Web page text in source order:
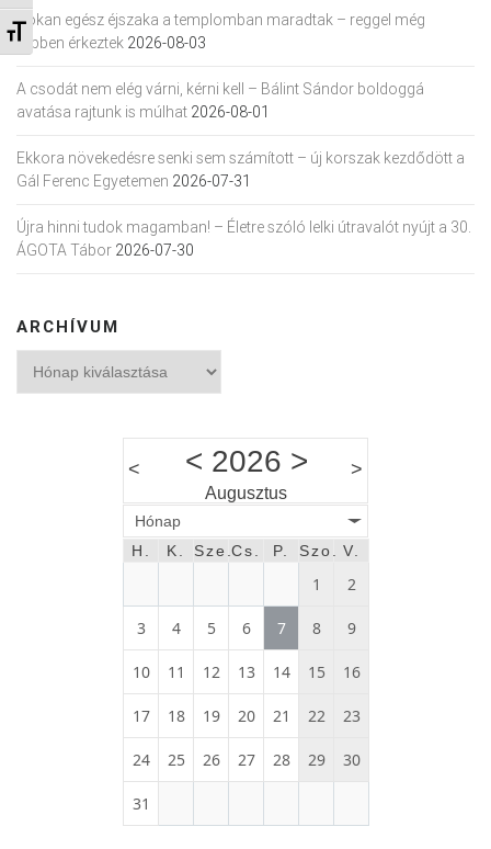
Betűméret váltása
Sokan egész éjszaka a templomban maradtak – reggel még
többen érkeztek 2026-08-03
A csodát nem elég várni, kérni kell – Bálint Sándor boldoggá
avatása rajtunk is múlhat 2026-08-01
Ekkora növekedésre senki sem számított – új korszak kezdődött a
Gál Ferenc Egyetemen 2026-07-31
Újra hinni tudok magamban! – Életre szóló lelki útravalót nyújt a 30.
ÁGOTA Tábor 2026-07-30
ARCHÍVUM
< < 2026 >
Augusztus
>
Hónap
H.
K. Sze.Cs. P. Szo. V.
1 2
3 4 5 6 7 8 9
10 11 12 13 14 15 16
17 18 19 20 21 22 23
24 25 26 27 28 29 30
31